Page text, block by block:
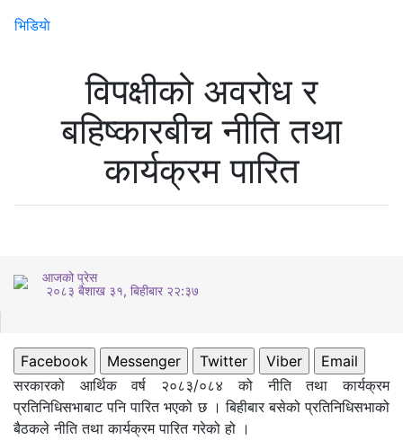
भिडियाे
विपक्षीको अवरोध र
बहिष्कारबीच नीति तथा
कार्यक्रम पारित
आजको प्रेस
२०८३ बैशाख ३१, बिहीबार २२:३७
Facebook Messenger Twitter Viber
Email
सरकारको आर्थिक वर्ष २०८३/०८४ को नीति तथा कार्यक्रम
प्रतिनिधिसभाबाट पनि पारित भएको छ । बिहीबार बसेको प्रतिनिधिसभाको
बैठकले नीति तथा कार्यक्रम पारित गरेको हो ।